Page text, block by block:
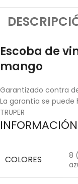
Escoba de
mango
Garantizado contra
La garantía se
TRUPER
COLORES
8